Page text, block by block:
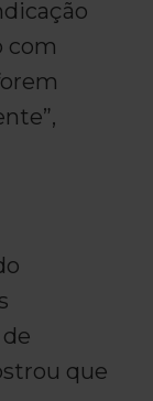
com
que